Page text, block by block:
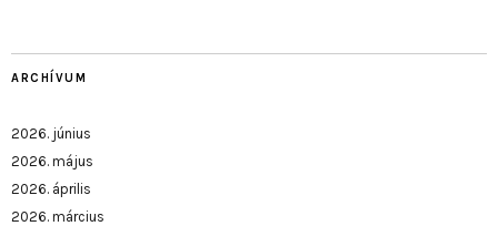
ARCHÍVUM
2026. június
2026. május
2026. április
2026. március